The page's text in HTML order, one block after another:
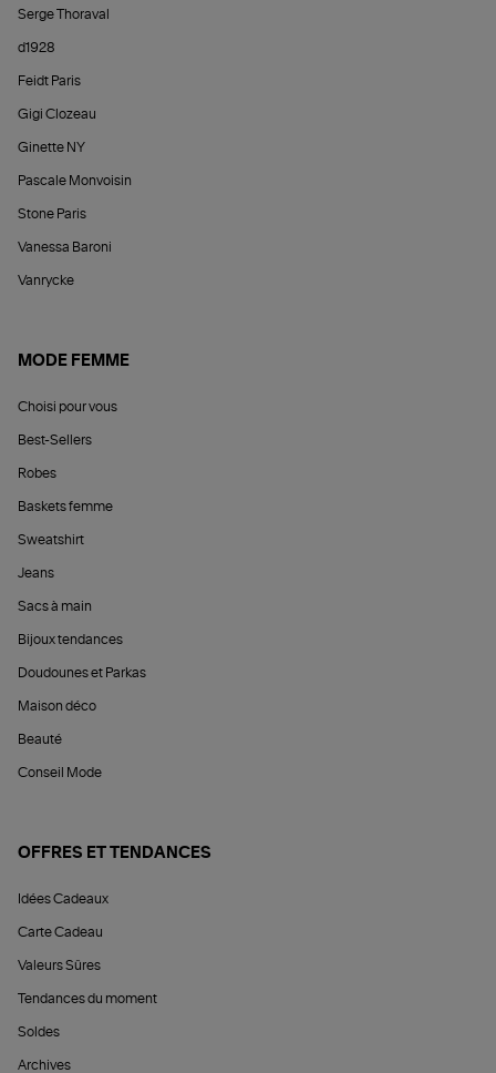
Serge Thoraval
d1928
Feidt Paris
Gigi Clozeau
Ginette NY
Pascale Monvoisin
Stone Paris
Vanessa Baroni
Vanrycke
MODE FEMME
Choisi pour vous
Best-Sellers
Robes
Baskets femme
Sweatshirt
Jeans
Sacs à main
Bijoux tendances
Doudounes et Parkas
Maison déco
Beauté
Conseil Mode
OFFRES ET TENDANCES
Idées Cadeaux
Carte Cadeau
Valeurs Sûres
Tendances du moment
Soldes
Archives